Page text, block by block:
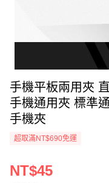
手機平板兩用夾
手機通用夾 標準
手機夾
超取滿NT$690免運
NT$45